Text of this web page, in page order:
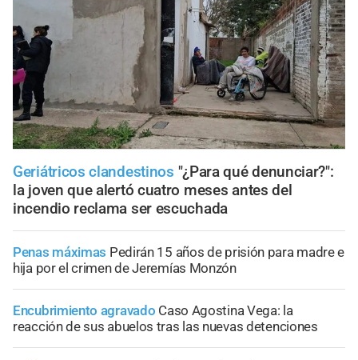
Geriátricos clandestinos "¿Para qué denunciar?":
la joven que alertó cuatro meses antes del
incendio reclama ser escuchada
Penas máximas Pedirán 15 años de prisión para madre e
hija por el crimen de Jeremías Monzón
Encubrimiento agravado Caso Agostina Vega: la
reacción de sus abuelos tras las nuevas detenciones